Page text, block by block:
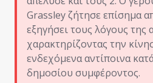
Grassley ζήτησε επίσημα
εξηγήσει τους λόγους της
χαρακτηρίζοντας την
ενδεχόμενα αντίποινα
δημοσίου συμφέροντος.